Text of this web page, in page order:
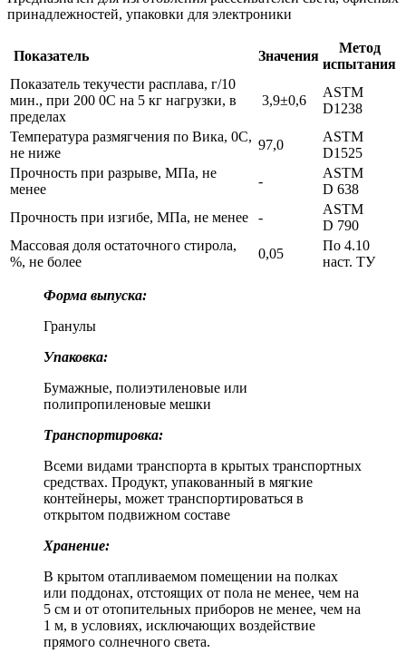
принадлежностей, упаковки для электроники
Показатель Значения
Метод
испытания
Показатель текучести расплава, г/10
мин., при 200 0С на 5 кг нагрузки, в
пределах
3,9±0,6
ASTM
D1238
Температура размягчения по Вика, 0С,
не ниже
97,0
ASTM
D1525
Прочность при разрыве, МПа, не
менее
-
ASTM
D 638
Прочность при изгибе, МПа, не менее
-
ASTM
D 790
Массовая доля остаточного стирола,
%, не более
0,05
По 4.10
наст. ТУ
Форма выпуска:
Гранулы
Упаковка:
Бумажные, полиэтиленовые или
полипропиленовые мешки
Транспортировка:
Всеми видами транспорта в крытых транспортных
средствах. Продукт, упакованный в мягкие
контейнеры, может транспортироваться в
открытом подвижном составе
Хранение:
В крытом отапливаемом помещении на полках
или поддонах, отстоящих от пола не менее, чем на
5 см и от отопительных приборов не менее, чем на
1 м, в условиях, исключающих воздействие
прямого солнечного света.